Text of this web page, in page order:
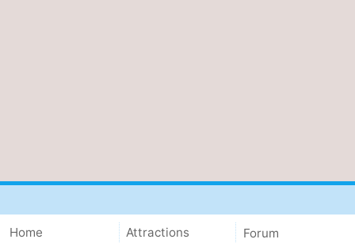
Home
Attractions
Forum